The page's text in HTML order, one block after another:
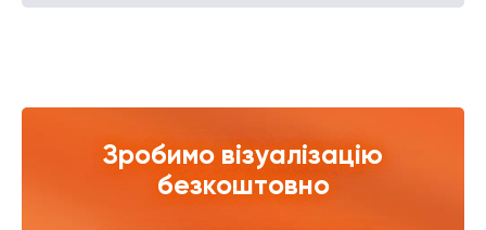
Зробимо візуалізацію
безкоштовно